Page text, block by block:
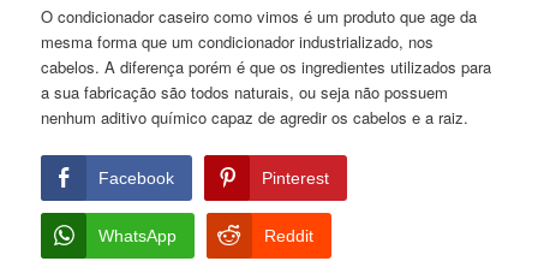
O condicionador caseiro como vimos é um produto que age da
mesma forma que um condicionador industrializado, nos
cabelos. A diferença porém é que os ingredientes utilizados para
a sua fabricação são todos naturais, ou seja não possuem
nenhum aditivo químico capaz de agredir os cabelos e a raiz.
Facebook Pinterest
WhatsApp Reddit